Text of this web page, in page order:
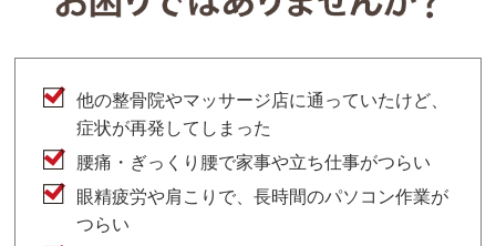
他の整骨院やマッサージ店に通っていたけど、
症状が再発してしまった
腰痛・ぎっくり腰で家事や立ち仕事がつらい
眼精疲労や肩こりで、長時間のパソコン作業が
つらい